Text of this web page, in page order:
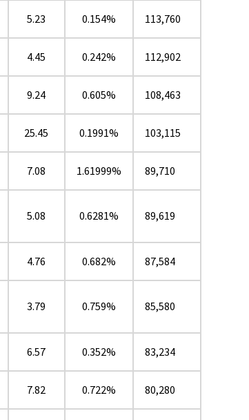
5.23 0.154% 113,760
4.45 0.242% 112,902
9.24 0.605% 108,463
25.45 0.1991% 103,115
7.08 1.61999% 89,710
5.08 0.6281% 89,619
4.76 0.682% 87,584
3.79 0.759% 85,580
6.57 0.352% 83,234
7.82 0.722% 80,280